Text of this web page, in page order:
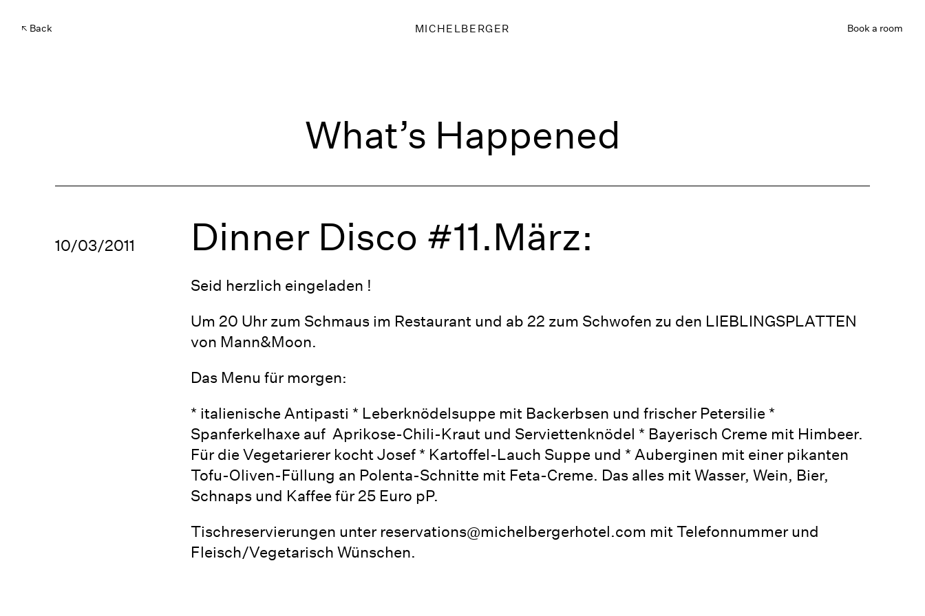
Back MICHELBERGER Booka room
What’s Happened
10/03/2011 Dinner Disco #11.März:
Seid herzlich eingeladen !
Um 20 Uhr zum Schmaus im Restaurant und ab 22 zum Schwofen zu den LIEBLINGSPLATTEN
von Mann&Moon.
Das Menu für morgen:
* italienische Antipasti * Leberknödelsuppe mit Backerbsen und frischer Petersilie *
Spanferkelhaxe auf Aprikose-Chili-Kraut und Serviettenknödel * Bayerisch Creme mit Himbeer.
Für die Vegetarierer kocht Josef * Kartoffel-Lauch Suppe und * Auberginen mit einer pikanten
Tofu-Oliven-Füllung an Polenta-Schnitte mit Feta-Creme. Das alles mit Wasser, Wein, Bier,
Schnaps und Kaffee für 25 Euro pP.
Tischreservierungen unter reservations@michelbergerhotel.com mit Telefonnummer und
Fleisch/Vegetarisch Wünschen.